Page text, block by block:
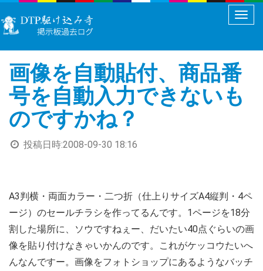
メ
ュ
ー
り
画像を自動貼付、商品番
号を自動入力できないも
のですかね？
投稿日時:2008-09-30 18:16
A3判横・両面カラー・二つ折（仕上りサイズA4縦判・4ペ
ージ）のセールチラシを作ってるんです。1ページを18分
割した場所に、ソウですねぇー、だいたい40点ぐらいの画
像を貼り付けなきゃいかんのです。これがケッコウたいへ
んなんですー。画像をフォトショップにあるようなバッチ